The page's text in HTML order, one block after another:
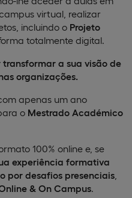
virtual, realizar
incluindo o Projeto
totalmente digital.
transformar a sua visão de
organizações.
apenas um ano
o Mestrado Académico
100% online e, se
experiência formativa
por desafios presenciais
& On Campus.